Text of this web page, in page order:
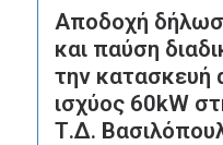
Αποδοχή
και παύση
την κατασκευή
ισχύος 60kW
Τ.Δ.